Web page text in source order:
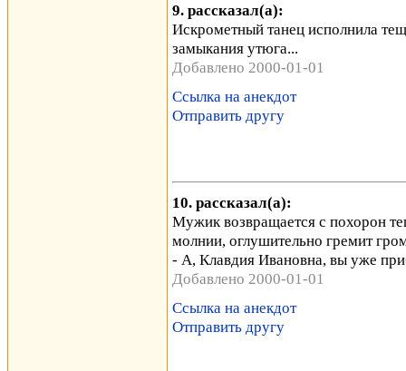
9. рассказал(а):
Искрометный танец исполнила
замыкания утюга...
Добавлено 2000-01-01
Ссылка на анекдот
Отправить другу
10. рассказал(а):
Мужик возвращается с похорон
молнии, оглушительно гремит
- А, Клавдия Ивановна, вы уже
Добавлено 2000-01-01
Ссылка на анекдот
Отправить другу